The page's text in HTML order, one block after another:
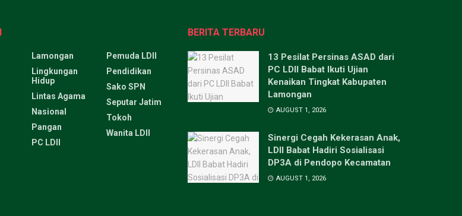
Lamongan
Lingkungan
Hidup
Lintas Agama
Nasional
Pangan
PC LDII
Pemuda LDII
Pendidikan
Sako SPN
Seputar Jatim
Tokoh
Wanita LDII
BERITA TERBARU
13 Pesilat Persinas ASAD dari
PC LDII Babat Ikuti Ujian
Kenaikan Tingkat Kabupaten
Lamongan
AUGUST 1, 2026
Sinergi Cegah Kekerasan Anak,
LDII Babat Hadiri Sosialisasi
DP3A di Pendopo Kecamatan
AUGUST 1, 2026